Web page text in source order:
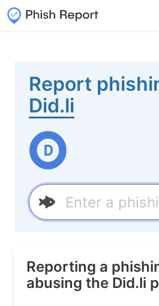
Report
Did.li
Reporting a
abusing the Did.li